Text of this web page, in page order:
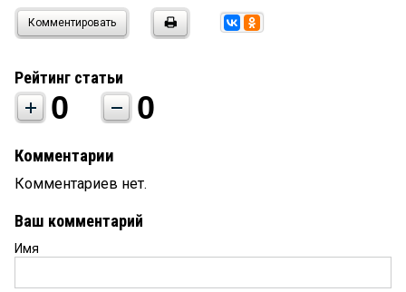
Комментировать
Рейтинг статьи
0 0
Комментарии
Комментариев нет.
Ваш комментарий
Имя